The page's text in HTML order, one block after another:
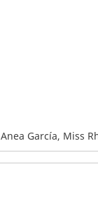
Anea García, Miss